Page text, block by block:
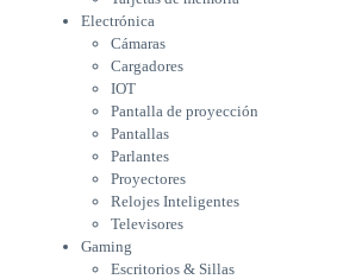
Televisores
Gaming
Escritorios & Sillas
Hogar
Bebés & Niños
Conservadoras & Térmicos
Electrodomésticos
Cocina
Cuidado Personal
Equipos de oficina
Electrónica
Cámaras
Cargadores
IOT
Pantalla de proyección
Pantallas
Parlantes
Proyectores
Relojes Inteligentes
Televisores
Gaming
Escritorios & Sillas